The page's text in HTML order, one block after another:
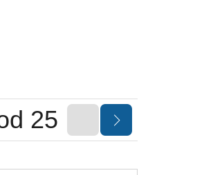
25